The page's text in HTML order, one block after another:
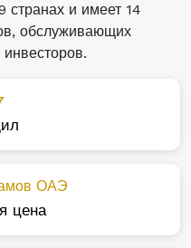
странах и имеет 14
обслуживающих
ОАЭ
цена